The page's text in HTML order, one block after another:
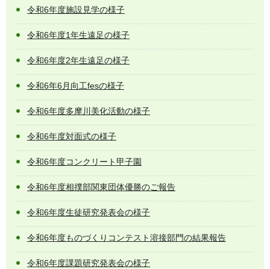
令和6年度施設見学の様子
令和6年度1年生遠足の様子
令和6年度2年生遠足の様子
令和6年6月向工fesの様子
令和6年度多摩川美化活動の様子
令和6年度対面式の様子
令和6年度コンクリート甲子園
令和6年度相撲部関東団体優勝のご報告
令和6年度生徒研究発表会の様子
令和6年度ものづくりコンテスト溶接部門の結果報告
令和6年度課題研究発表会の様子